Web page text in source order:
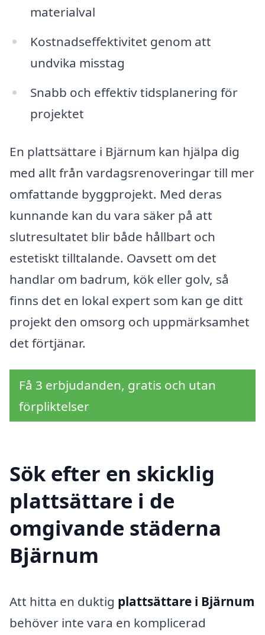
materialval
Kostnadseffektivitet genom att
undvika misstag
Snabb och effektiv tidsplanering för
projektet
En plattsättare i Bjärnum kan hjälpa dig
med allt från vardagsrenoveringar till mer
omfattande byggprojekt. Med deras
kunnande kan du vara säker på att
slutresultatet blir både hållbart och
estetiskt tilltalande. Oavsett om det
handlar om badrum, kök eller golv, så
finns det en lokal expert som kan ge ditt
projekt den omsorg och uppmärksamhet
det förtjänar.
Få 3 erbjudanden, gratis och utan
förpliktelser
Sök efter en skicklig
plattsättare i de
omgivande städerna
Bjärnum
Att hitta en duktig plattsättare i Bjärnum
behöver inte vara en komplicerad